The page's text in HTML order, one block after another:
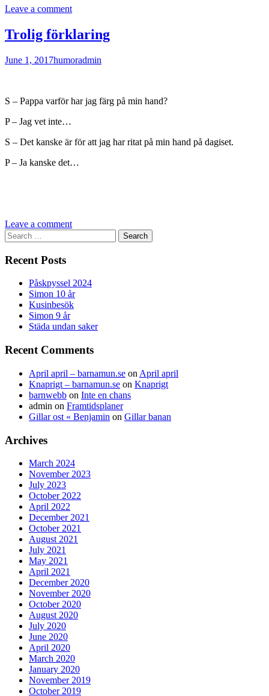
Leave a comment
Trolig förklaring
June 1, 2017humoradmin
S – Pappa varför har jag färg på min hand?
P – Jag vet inte…
S – Det kanske är för att jag har ritat på min hand på dagiset.
P – Ja kanske det…
Leave a comment
Search
for:
Recent Posts
Påskpyssel 2024
Simon 10 år
Kusinbesök
Simon 9 år
Städa undan saker
Recent Comments
April april – barnamun.se on April april
Knaprigt – barnamun.se on Knaprigt
barnwebb on Inte en chans
admin on Framtidsplaner
Gillar ost « Benjamin on Gillar banan
Archives
March 2024
November 2023
July 2023
October 2022
April 2022
December 2021
October 2021
August 2021
July 2021
May 2021
April 2021
December 2020
November 2020
October 2020
August 2020
July 2020
June 2020
April 2020
March 2020
January 2020
November 2019
October 2019